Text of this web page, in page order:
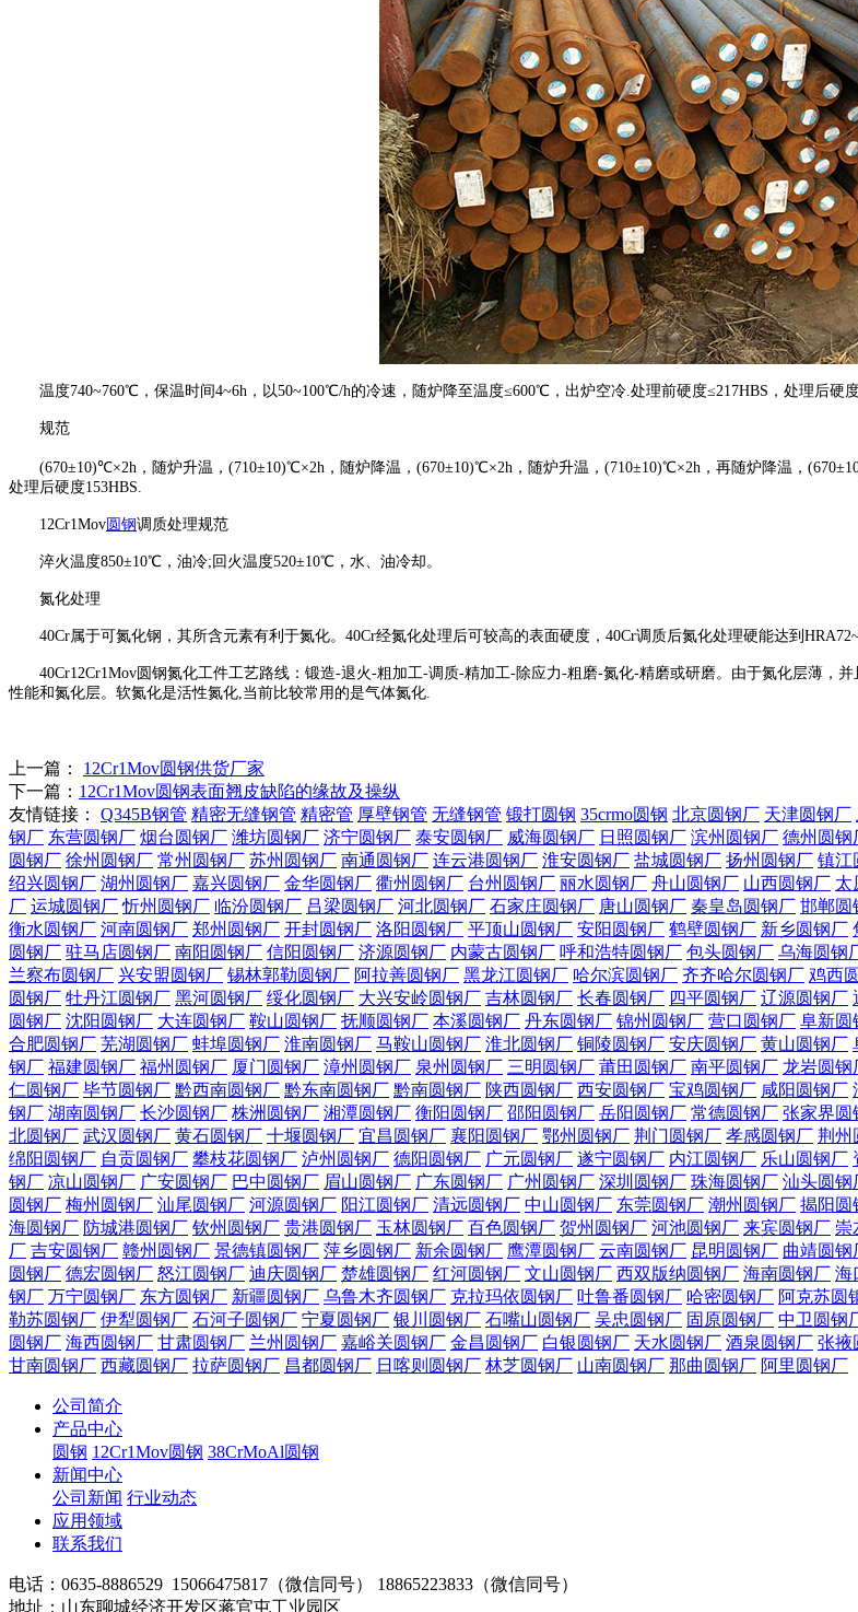
温度740~760℃，保温时间4~6h，以50~100℃/h的冷速，随炉降至温度≤600℃，出炉空冷.处理前硬度≤217HBS，处理后硬度
规范
(670±10)℃×2h，随炉升温，(710±10)℃×2h，随炉降温，(670±10)℃×2h，随炉升温，(710±10)℃×2h，再随炉降温，
处理后硬度153HBS.
12Cr1Mov 圆钢调质处理规范
淬火温度850±10℃，油冷;回火温度520±10℃，水、油冷却。
氮化处理
40Cr属于可氮化钢，其所含元素有利于氮化。40Cr经氮化处理后可较高的表面硬度，40Cr调质后氮化处理硬能达到
40Cr12Cr1Mov圆钢氮化工件工艺路线：锻造-退火-粗加工-调质-精加工-除应力-粗磨-氮化-精磨或研磨。由于氮化层薄，
性能和氮化层。软氮化是活性氮化,当前比较常用的是气体氮化.
上一篇： 12Cr1Mov圆钢供货厂家
下一篇： 12Cr1Mov圆钢表面翘皮缺陷的缘故及操纵
友情链接：
Q345B钢管 精密无缝钢管 精密管 厚壁钢管 无缝钢管 锻打圆钢 35crmo圆钢 北京圆钢厂 天津圆钢厂
钢厂 东营圆钢厂 烟台圆钢厂 潍坊圆钢厂 济宁圆钢厂 泰安圆钢厂 威海圆钢厂 日照圆钢厂 滨州圆钢厂 德州圆钢
圆钢厂 徐州圆钢厂 常州圆钢厂 苏州圆钢厂 南通圆钢厂 连云港圆钢厂 淮安圆钢厂 盐城圆钢厂 扬州圆钢厂 镇江
绍兴圆钢厂 湖州圆钢厂 嘉兴圆钢厂 金华圆钢厂 衢州圆钢厂 台州圆钢厂 丽水圆钢厂 舟山圆钢厂 山西圆钢厂 太
厂 运城圆钢厂 忻州圆钢厂 临汾圆钢厂 吕梁圆钢厂 河北圆钢厂 石家庄圆钢厂 唐山圆钢厂 秦皇岛圆钢厂 邯郸圆
衡水圆钢厂 河南圆钢厂 郑州圆钢厂 开封圆钢厂 洛阳圆钢厂 平顶山圆钢厂 安阳圆钢厂 鹤壁圆钢厂 新乡圆钢厂
圆钢厂 驻马店圆钢厂 南阳圆钢厂 信阳圆钢厂 济源圆钢厂 内蒙古圆钢厂 呼和浩特圆钢厂 包头圆钢厂 乌海圆钢
兰察布圆钢厂 兴安盟圆钢厂 锡林郭勒圆钢厂 阿拉善圆钢厂 黑龙江圆钢厂 哈尔滨圆钢厂 齐齐哈尔圆钢厂 鸡西
圆钢厂 牡丹江圆钢厂 黑河圆钢厂 绥化圆钢厂 大兴安岭圆钢厂 吉林圆钢厂 长春圆钢厂 四平圆钢厂 辽源圆钢厂
圆钢厂 沈阳圆钢厂 大连圆钢厂 鞍山圆钢厂 抚顺圆钢厂 本溪圆钢厂 丹东圆钢厂 锦州圆钢厂 营口圆钢厂 阜新圆
合肥圆钢厂 芜湖圆钢厂 蚌埠圆钢厂 淮南圆钢厂 马鞍山圆钢厂 淮北圆钢厂 铜陵圆钢厂 安庆圆钢厂 黄山圆钢厂
钢厂 福建圆钢厂 福州圆钢厂 厦门圆钢厂 漳州圆钢厂 泉州圆钢厂 三明圆钢厂 莆田圆钢厂 南平圆钢厂 龙岩圆钢
仁圆钢厂 毕节圆钢厂 黔西南圆钢厂 黔东南圆钢厂 黔南圆钢厂 陕西圆钢厂 西安圆钢厂 宝鸡圆钢厂 咸阳圆钢厂
钢厂 湖南圆钢厂 长沙圆钢厂 株洲圆钢厂 湘潭圆钢厂 衡阳圆钢厂 邵阳圆钢厂 岳阳圆钢厂 常德圆钢厂 张家界圆
北圆钢厂 武汉圆钢厂 黄石圆钢厂 十堰圆钢厂 宜昌圆钢厂 襄阳圆钢厂 鄂州圆钢厂 荆门圆钢厂 孝感圆钢厂 荆州
绵阳圆钢厂 自贡圆钢厂 攀枝花圆钢厂 泸州圆钢厂 德阳圆钢厂 广元圆钢厂 遂宁圆钢厂 内江圆钢厂 乐山圆钢厂
钢厂 凉山圆钢厂 广安圆钢厂 巴中圆钢厂 眉山圆钢厂 广东圆钢厂 广州圆钢厂 深圳圆钢厂 珠海圆钢厂 汕头圆钢
圆钢厂 梅州圆钢厂 汕尾圆钢厂 河源圆钢厂 阳江圆钢厂 清远圆钢厂 中山圆钢厂 东莞圆钢厂 潮州圆钢厂 揭阳圆
海圆钢厂 防城港圆钢厂 钦州圆钢厂 贵港圆钢厂 玉林圆钢厂 百色圆钢厂 贺州圆钢厂 河池圆钢厂 来宾圆钢厂 崇
厂 吉安圆钢厂 赣州圆钢厂 景德镇圆钢厂 萍乡圆钢厂 新余圆钢厂 鹰潭圆钢厂 云南圆钢厂 昆明圆钢厂 曲靖圆钢
圆钢厂 德宏圆钢厂 怒江圆钢厂 迪庆圆钢厂 楚雄圆钢厂 红河圆钢厂 文山圆钢厂 西双版纳圆钢厂 海南圆钢厂 海
钢厂 万宁圆钢厂 东方圆钢厂 新疆圆钢厂 乌鲁木齐圆钢厂 克拉玛依圆钢厂 吐鲁番圆钢厂 哈密圆钢厂 阿克苏圆
勒苏圆钢厂 伊犁圆钢厂 石河子圆钢厂 宁夏圆钢厂 银川圆钢厂 石嘴山圆钢厂 吴忠圆钢厂 固原圆钢厂 中卫圆钢
圆钢厂 海西圆钢厂 甘肃圆钢厂 兰州圆钢厂 嘉峪关圆钢厂 金昌圆钢厂 白银圆钢厂 天水圆钢厂 酒泉圆钢厂 张掖
甘南圆钢厂 西藏圆钢厂 拉萨圆钢厂 昌都圆钢厂 日喀则圆钢厂 林芝圆钢厂 山南圆钢厂 那曲圆钢厂 阿里圆钢厂
公司简介
产品中心
圆钢 12Cr1Mov圆钢 38CrMoAl圆钢
新闻中心
公司新闻 行业动态
应用领域
联系我们
电话：0635-8886529 15066475817（微信同号） 18865223833（微信同号）
地址：山东聊城经济开发区蒋官屯工业园区